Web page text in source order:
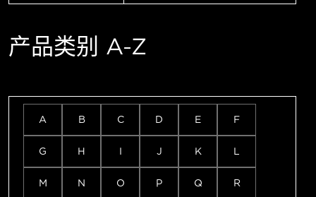
产品类别 A-Z
A B C D E F
G H I J K L
M N O P Q R